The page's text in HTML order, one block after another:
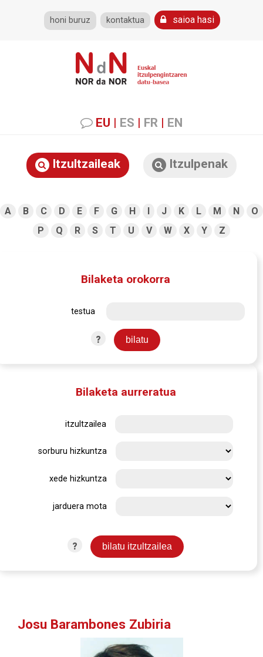
honi buruz kontaktua saioa hasi
EU | ES | FR | EN
Itzultzaileak Itzulpenak
A B C D E F G H I J K L M N
O
P
Q R S T U V W X Y Z
Bilaketa orokorra
testua
?
Bilaketa aurreratua
itzultzailea
sorburu hizkuntza
xede hizkuntza
jarduera mota
?
Josu Barambones Zubiria